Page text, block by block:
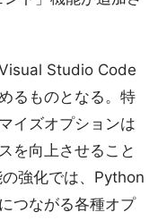
Studio Code
るものとなる。特
イズオプションは
を向上させること
強化では、Python
つながる各種オプ